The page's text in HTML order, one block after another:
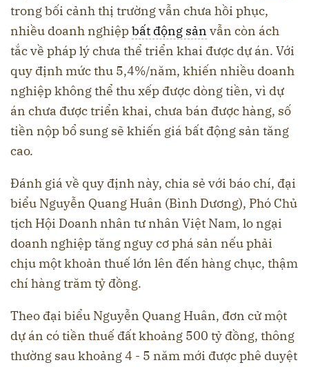
trong bối cảnh thị trường vẫn chưa hồi phục,
nhiều doanh nghiệpbất động sản vẫn còn ách
tắc về pháp lý chưa thể triển khai được dự án. Với
quy định mức thu 5,4%/năm, khiến nhiều doanh
nghiệp không thể thu xếp được dòng tiền, vì dự
án chưa được triển khai, chưa bán được hàng, số
tiền nộp bổ sung sẽ khiến giá bất động sản tăng
cao.
Đánh giá về quy định này, chia sẻ với báo chí, đại
biểu Nguyễn Quang Huân (Bình Dương), Phó Chủ
tịch Hội Doanh nhân tư nhân Việt Nam, lo ngại
doanh nghiệp tăng nguy cơ phá sản nếu phải
chịu một khoản thuế lớn lên đến hàng chục, thậm
chí hàng trăm tỷ đồng.
Theo đại biểu Nguyễn Quang Huân, đơn cử một
dự án có tiền thuế đất khoảng 500 tỷ đồng, thông
thường sau khoảng 4 - 5 năm mới được phê duyệt